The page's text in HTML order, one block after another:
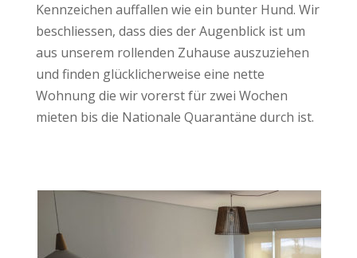
Kennzeichen auffallen wie ein bunter Hund. Wir
beschliessen, dass dies der Augenblick ist um
aus unserem rollenden Zuhause auszuziehen
und finden glücklicherweise eine nette
Wohnung die wir vorerst für zwei Wochen
mieten bis die Nationale Quarantäne durch ist.